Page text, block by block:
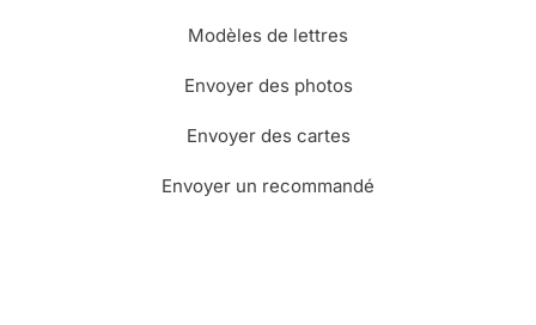
⭐⭐⭐⭐⭐ le 20/02/20 : Très satisfaite
recommande
⭐⭐⭐⭐ le 04/02/20 : Magnifique et très
Modèles de lettres
Envoyer des photos
Envoyer des cartes
Envoyer un recommandé